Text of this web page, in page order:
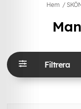
Hem
Filtrera